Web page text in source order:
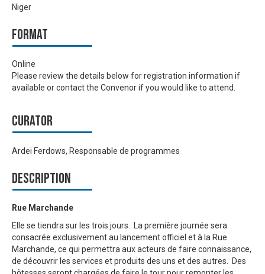
Niger
Format
Online
Please review the details below for registration information if
available or contact the Convenor if you would like to attend.
Curator
Ardei Ferdows, Responsable de programmes
Description
Rue Marchande
Elle se tiendra sur les trois jours. La première journée sera
consacrée exclusivement au lancement officiel et à la Rue
Marchande, ce qui permettra aux acteurs de faire connaissance,
de découvrir les services et produits des uns et des autres. Des